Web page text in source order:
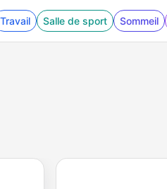
Travail Salle de sport Sommeil